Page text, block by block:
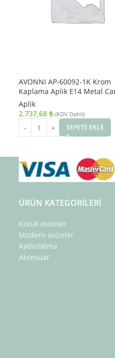
AVONNI AP-60092-1K Krom
Kaplama Aplik E14 Metal
15cm
Aplik
2.737,68 ₺ (KDV Dahil)
SEPETE EKLE
ÜRÜN KATEGORILERI
Klasik avizeler
Modern avizeler
Aydınlatma
Aksesuar